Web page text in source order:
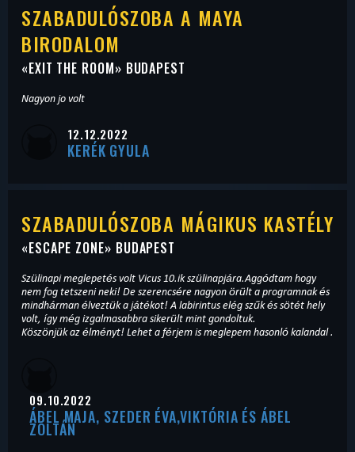
SZABADULÓSZOBA A MAYA
BIRODALOM
«EXIT THE ROOM» BUDAPEST
Nagyon jo volt
12.12.2022
KERÉK GYULA
SZABADULÓSZOBA MÁGIKUS KASTÉLY
«ESCAPE ZONE» BUDAPEST
Szülinapi meglepetés volt Vicus 10.ik szülinapjára.Aggódtam hogy
nem fog tetszeni neki! De szerencsére nagyon örült a programnak és
mindhárman élveztük a játékot! A labirintus elég szűk és sötét hely
volt, így még izgalmasabbra sikerült mint gondoltuk.
Köszönjük az élményt! Lehet a férjem is meglepem hasonló kalandal .
09.10.2022
ÁBEL MAJA, SZEDER ÉVA,VIKTÓRIA ÉS ÁBEL
ZOLTÁN